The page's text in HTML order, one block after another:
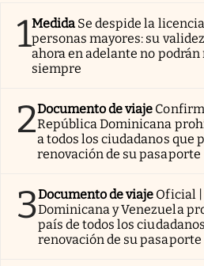
1Medida Se despide la
personas mayores: su
ahora en adelante no
siempre
2Documento de viaje
República Dominicana
a todos los ciudadanos que
renovación de su pasaporte
3Documento de viaje Oficial |
Dominicana y Venezuela
país de todos los
renovación de su pasaporte